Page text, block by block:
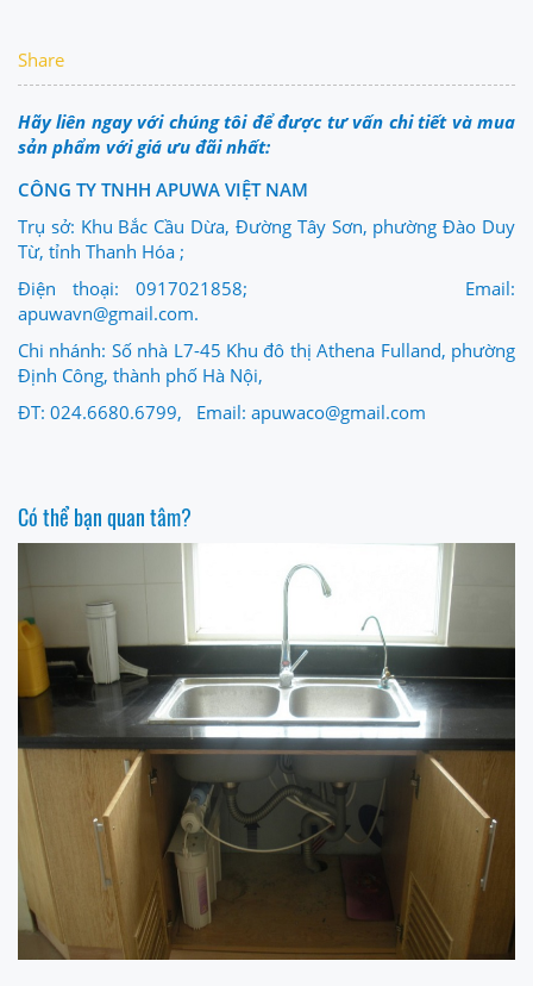
Share
Hãy liên ngay với chúng tôi để được tư vấn chi tiết và mua
sản phẩm với giá ưu đãi nhất:
CÔNG TY TNHH APUWA VIỆT NAM
Trụ sở: Khu Bắc Cầu Dừa, Đường Tây Sơn, phường Đào Duy
Từ, tỉnh Thanh Hóa ;
Điện thoại: 0917021858; Email:
apuwavn@gmail.com.
Chi nhánh: Số nhà L7-45 Khu đô thị Athena Fulland, phường
Định Công, thành phố Hà Nội,
ĐT: 024.6680.6799, Email: apuwaco@gmail.com
Có thể bạn quan tâm?